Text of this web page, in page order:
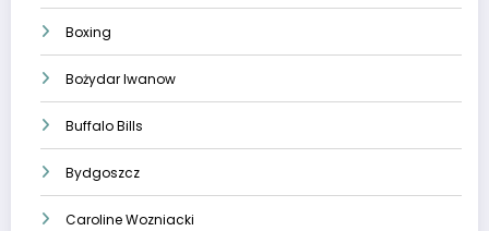
Boxing
Bożydar Iwanow
Buffalo Bills
Bydgoszcz
Caroline Wozniacki